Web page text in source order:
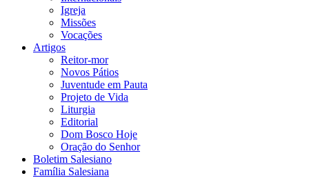
Igreja
Missões
Vocações
Artigos
Reitor-mor
Novos Pátios
Juventude em Pauta
Projeto de Vida
Liturgia
Editorial
Dom Bosco Hoje
Oração do Senhor
Boletim Salesiano
Família Salesiana